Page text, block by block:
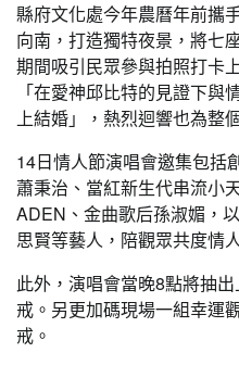
縣府文化處今年農曆年前攜
向南，打造獨特夜景，將七
期間吸引民眾參與拍照打卡
「在愛神邱比特的見證下
上結婚」，熱烈迴響也為整
14日情人節演唱會邀集包括
蕭秉治、當紅新生代串流小
ADEN、金曲歌后孫淑媚，
思賢等藝人，陪觀眾共度情
此外，演唱會當晚8點將抽
戒。另更加碼現場一組幸運
戒。